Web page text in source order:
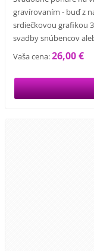
gravírovaním - buď z
srdiečkovou grafikou
svadby snúbencov
Vaša cena:26,00 €